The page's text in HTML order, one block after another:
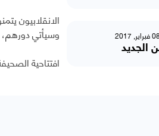
الجديد
الانقلابيون
وسيأتي دورهم،
افتتاحية الصحيفة